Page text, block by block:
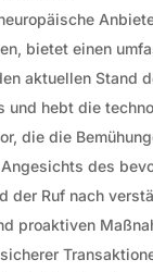
bietet einen
aktuellen Stand
und hebt die
die die
des
der Ruf nach
proaktiven